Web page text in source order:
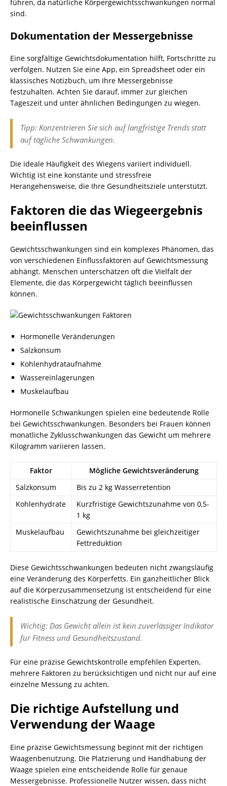
führen, da natürliche Körpergewichtsschwankungen normal
sind.
Dokumentation der Messergebnisse
Eine sorgfältige Gewichtsdokumentation hilft, Fortschritte zu
verfolgen. Nutzen Sie eine App, ein Spreadsheet oder ein
klassisches Notizbuch, um Ihre Messergebnisse
festzuhalten. Achten Sie darauf, immer zur gleichen
Tageszeit und unter ähnlichen Bedingungen zu wiegen.
Tipp: Konzentrieren Sie sich auf langfristige Trends statt
auf tägliche Schwankungen.
Die ideale Häufigkeit des Wiegens variiert individuell.
Wichtig ist eine konstante und stressfreie
Herangehensweise, die Ihre Gesundheitsziele unterstützt.
Faktoren die das Wiegeergebnis
beeinflussen
Gewichtsschwankungen sind ein komplexes Phänomen, das
von verschiedenen Einflussfaktoren auf Gewichtsmessung
abhängt. Menschen unterschätzen oft die Vielfalt der
Elemente, die das Körpergewicht täglich beeinflussen
können.
Hormonelle Veränderungen
Salzkonsum
Kohlenhydrataufnahme
Wassereinlagerungen
Muskelaufbau
Hormonelle Schwankungen spielen eine bedeutende Rolle
bei Gewichtsschwankungen. Besonders bei Frauen können
monatliche Zyklusschwankungen das Gewicht um mehrere
Kilogramm variieren lassen.
Faktor
Mögliche Gewichtsveränderung
Salzkonsum
Bis zu 2 kg Wasserretention
Kohlenhydrate
Kurzfristige Gewichtszunahme von 0,5-
1 kg
Muskelaufbau
Gewichtszunahme bei gleichzeitiger
Fettreduktion
Diese Gewichtsschwankungen bedeuten nicht zwangsläufig
eine Veränderung des Körperfetts. Ein ganzheitlicher Blick
auf die Körperzusammensetzung ist entscheidend für eine
realistische Einschätzung der Gesundheit.
Wichtig: Das Gewicht allein ist kein zuverlässiger Indikator
für Fitness und Gesundheitszustand.
Für eine präzise Gewichtskontrolle empfehlen Experten,
mehrere Faktoren zu berücksichtigen und nicht nur auf eine
einzelne Messung zu achten.
Die richtige Aufstellung und
Verwendung der Waage
Eine präzise Gewichtsmessung beginnt mit der richtigen
Waagenbenutzung. Die Platzierung und Handhabung der
Waage spielen eine entscheidende Rolle für genaue
Messergebnisse. Professionelle Nutzer wissen, dass nicht